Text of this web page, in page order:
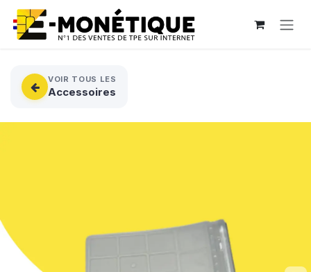
Se rendre au contenu
VOIR TOUS LES
Accessoires